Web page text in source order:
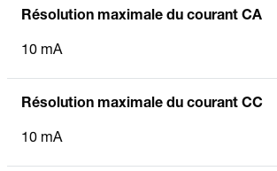
Résolution maximale du courant CA
10 mA
Résolution maximale du courant CC
10 mA